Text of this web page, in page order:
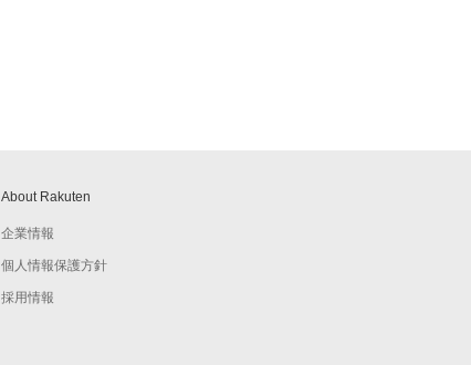
About Rakuten
企業情報
個人情報保護方針
採用情報